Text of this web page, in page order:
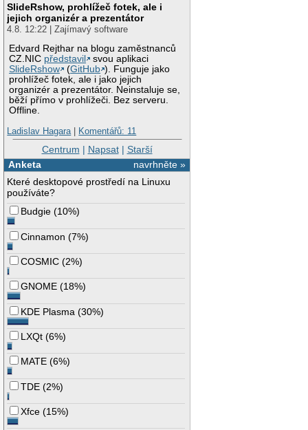
SlideRshow, prohlížeč fotek, ale i
jejich organizér a prezentátor
4.8. 12:22 | Zajímavý software
Edvard Rejthar na blogu zaměstnanců
CZ.NIC představil
svou aplikaci
SlideRshow
(GitHub ). Funguje jako
prohlížeč fotek, ale i jako jejich
organizér a prezentátor. Neinstaluje se,
běží přímo v prohlížeči. Bez serveru.
Offline.
Ladislav Hagara| Komentářů: 11
Centrum | Napsat| Starší
navrhněte »
Anketa
Které desktopové prostředí na Linuxu
používáte?
Budgie (10%)
Cinnamon (7%)
COSMIC (2%)
GNOME (18%)
KDE Plasma (30%)
LXQt (6%)
MATE (6%)
TDE (2%)
Xfce (15%)